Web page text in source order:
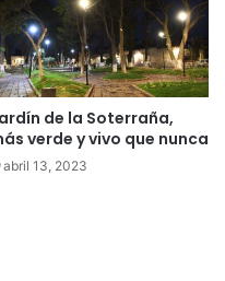
de la Soterraña,
verde y vivo que nunca
abril 13, 2023